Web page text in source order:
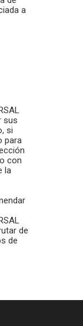
a
sus
si
para
con
la
de
de